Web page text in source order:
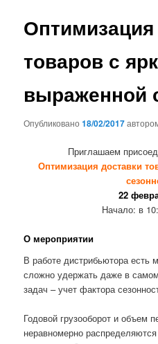
Оптимизация
товаров с
выраженной
Опубликовано18/02/2017
Приглашаем
Оптимизация доставки
22
Начало: в
О мероприятии
В работе дистрибьютора есть
сложно удержать даже в
задач – учет фактора
Годовой грузооборот и объем
неравномерно